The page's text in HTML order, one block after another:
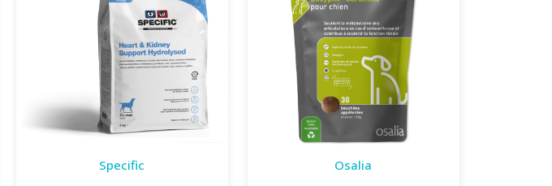
Specific
Osalia